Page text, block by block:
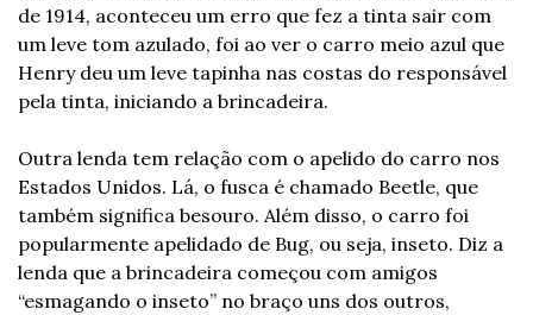
de 1914, aconteceu um erro que fez a tinta sair com
um leve tom azulado, foi ao ver o carro meio azul que
Henry deu um leve tapinha nas costas do responsável
pela tinta, iniciando a brincadeira.
Outra lenda tem relação com o apelido do carro nos
Estados Unidos. Lá, o fusca é chamado Beetle, que
também significa besouro. Além disso, o carro foi
popularmente apelidado de Bug, ou seja, inseto. Diz a
lenda que a brincadeira começou com amigos
“esmagando o inseto” no braço uns dos outros,